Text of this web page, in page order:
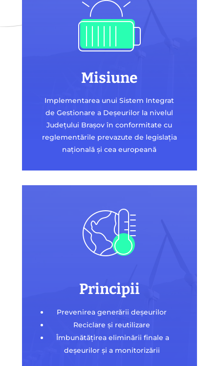
Misiune
Implementarea unui Sistem Integrat
de Gestionare a Deșeurilor la nivelul
Județului Brașov în conformitate cu
reglementările prevazute de legislația
națională și cea europeană
Principii
Prevenirea generării deşeurilor
Reciclare şi reutilizare
Îmbunătăţirea eliminării finale a
deşeurilor şi a monitorizării